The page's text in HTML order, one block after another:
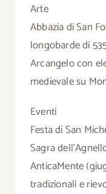
Arte
Abbazia di San
longobarde di
Arcangelo con
medievale su
Eventi
Festa di San
Sagra
AnticaMente
tradizionali e